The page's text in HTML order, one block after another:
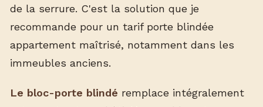
de la serrure. C'est la solution que je
recommande pour un tarif porte blindée
appartement maîtrisé, notamment dans les
immeubles anciens.
Le bloc-porte blindé remplace intégralement